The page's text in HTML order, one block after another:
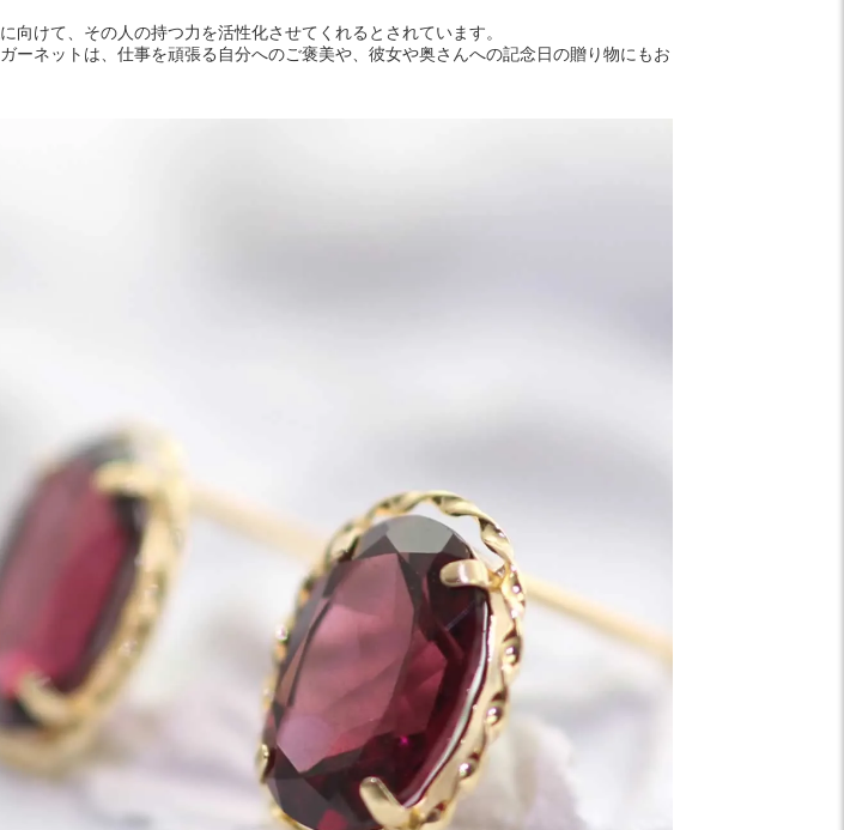
向けて、その人の持つ力を活性化させてくれるとされています。
ーネットは、仕事を頑張る自分へのご褒美や、彼女や奥さんへの記念日の贈り物にもお